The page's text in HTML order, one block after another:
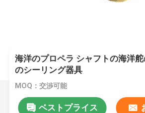
海洋のプロペラ シャフトの海洋
のシーリング器具
MOQ：交渉可能
ベストプライス